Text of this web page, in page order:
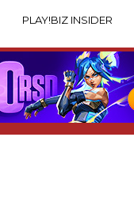
PLAY!BIZ INSIDER